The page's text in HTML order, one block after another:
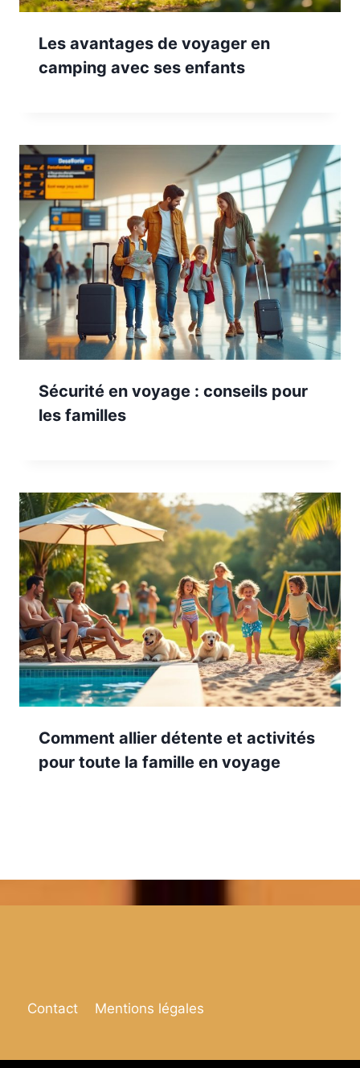
Les avantages de voyager en
camping avec ses enfants
Sécurité en voyage : conseils pour
les familles
Comment allier détente et activités
pour toute la famille en voyage
Contact Mentions légales